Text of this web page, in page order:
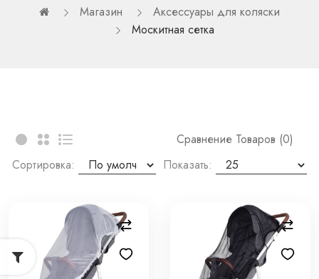
Магазин
Аксессуары для коляски
Москитная сетка
Сравнение Товаров (0)
Сортировка:
Показать: